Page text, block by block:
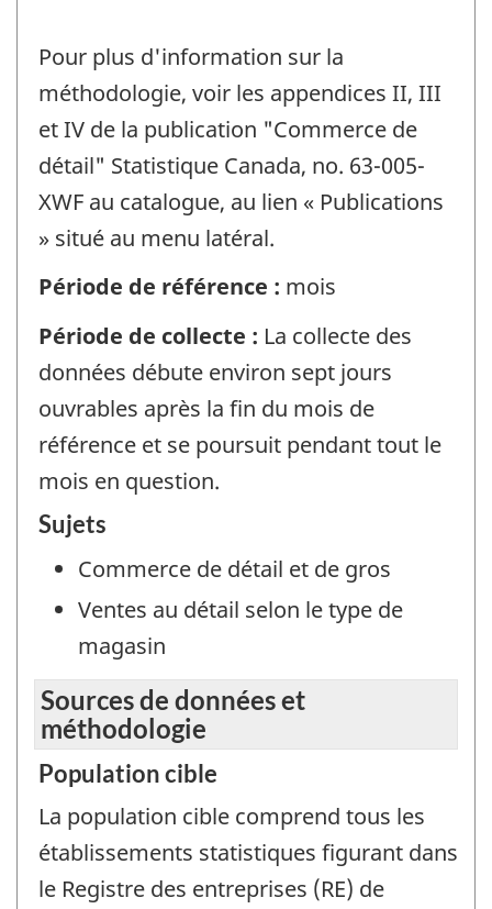
Pour plus d'information sur la
méthodologie, voir les appendices II, III
et IV de la publication "Commerce de
détail" Statistique Canada, no. 63-005-
XWF au catalogue, au lien « Publications
» situé au menu latéral.
Période de référence : mois
Période de collecte : La collecte des
données débute environ sept jours
ouvrables après la fin du mois de
référence et se poursuit pendant tout le
mois en question.
Sujets
Commerce de détail et de gros
Ventes au détail selon le type de
magasin
Sources de données et
méthodologie
Population cible
La population cible comprend tous les
établissements statistiques figurant dans
le Registre des entreprises (RE) de